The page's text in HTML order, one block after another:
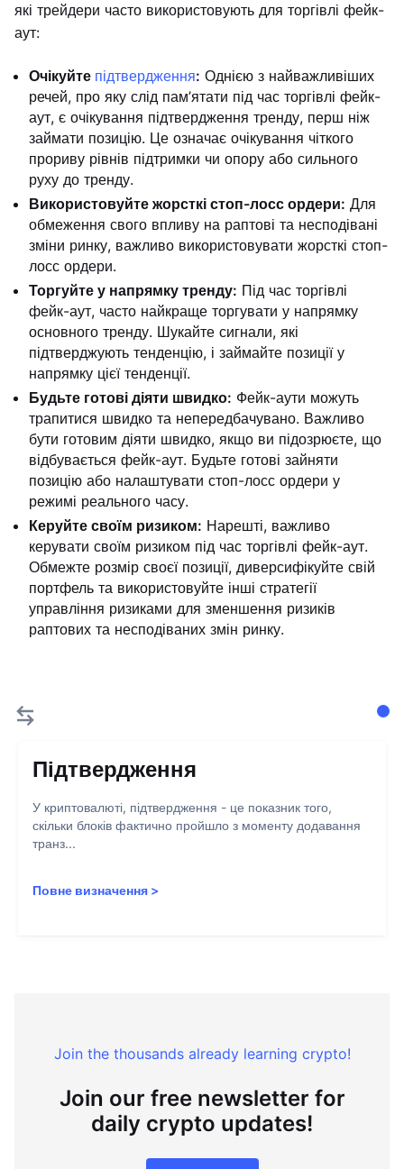
які трейдери часто використовують для торгівлі фейк-
аут:
Очікуйте підтвердження: Однією з найважливіших
речей, про яку слід пам’ятати під час торгівлі фейк-
аут, є очікування підтвердження тренду, перш ніж
займати позицію. Це означає очікування чіткого
прориву рівнів підтримки чи опору або сильного
руху до тренду.
Використовуйте жорсткі стоп-лосс ордери: Для
обмеження свого впливу на раптові та несподівані
зміни ринку, важливо використовувати жорсткі стоп-
лосс ордери.
Торгуйте у напрямку тренду: Під час торгівлі
фейк-аут, часто найкраще торгувати у напрямку
основного тренду. Шукайте сигнали, які
підтверджують тенденцію, і займайте позиції у
напрямку цієї тенденції.
Будьте готові діяти швидко: Фейк-аути можуть
трапитися швидко та непередбачувано. Важливо
бути готовим діяти швидко, якщо ви підозрюєте, що
відбувається фейк-аут. Будьте готові зайняти
позицію або налаштувати стоп-лосс ордери у
режимі реального часу.
Керуйте своїм ризиком: Нарешті, важливо
керувати своїм ризиком під час торгівлі фейк-аут.
Обмежте розмір своєї позиції, диверсифікуйте свій
портфель та використовуйте інші стратегії
управління ризиками для зменшення ризиків
раптових та несподіваних змін ринку.
Підтвердження
У криптовалюті, підтвердження - це показник того,
скільки блоків фактично пройшло з моменту додавання
транз...
Повне визначення >
Join the thousands already learning crypto!
Join our free newsletter for
daily crypto updates!